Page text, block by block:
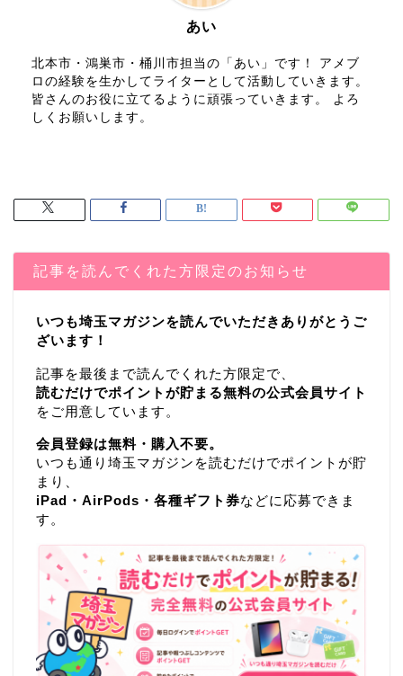
あい
北本市・鴻巣市・桶川市担当の「あい」です！ アメブ
ロの経験を生かしてライターとして活動していきます。
皆さんのお役に立てるように頑張っていきます。 よろ
しくお願いします。
記事を読んでくれた方限定のお知らせ
いつも埼玉マガジンを読んでいただきありがとうご
ざいます！
記事を最後まで読んでくれた方限定で、
読むだけでポイントが貯まる無料の公式会員サイト
をご用意しています。
会員登録は無料・購入不要。
いつも通り埼玉マガジンを読むだけでポイントが貯
まり、
iPad・AirPods・各種ギフト券などに応募できま
す。